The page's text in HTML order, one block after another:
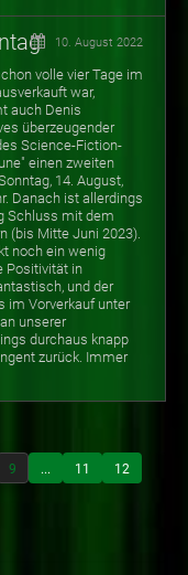
10. August 2022
volle vier Tage im
war,
auch Denis
überzeugender
Science-Fiction-
einen zweiten
14. August,
Danach ist allerdings
Schluss mit dem
(bis Mitte Juni 2023).
noch ein wenig
Positivität in
und der
im Vorverkauf unter
unserer
durchaus knapp
zurück. Immer
9 ... 11 12